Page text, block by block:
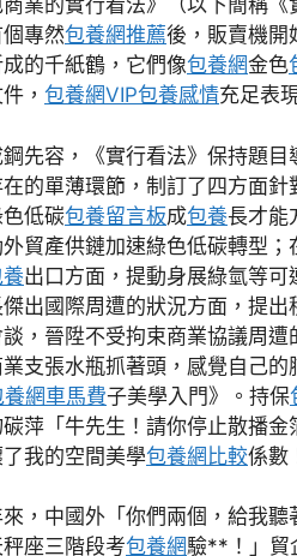
業的實行看法》（以下簡稱
專然包養網推薦後，販賣機開
的千紙鶴，它們像包養網金色
， 包養網VIP包養感情充足表
先容，《實行看法》保持題
的單薄環節，制訂了四方面
低碳包養留言板成包養長才能
貿產供鏈加速綠色低碳轉型
出口方面，提動身展綠氫等
出國際周遭的狀況方面，提
，晉陞不受拘束商業協議周
支張水瓶抓著頭，感覺自己
養網車馬費子美學入門》。持保
萍「牛先生！請你停止散播金
我的空間美學包養網比較係數
，中國外「你們兩個，給我
座三階段考包養網驗**！」貿